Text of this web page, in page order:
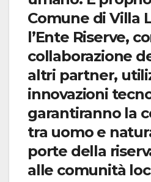
Comune di Villa
l’Ente Riserve,
collaborazione
altri partner,
innovazioni
garantiranno la
tra uomo e
porte della
alle comunità